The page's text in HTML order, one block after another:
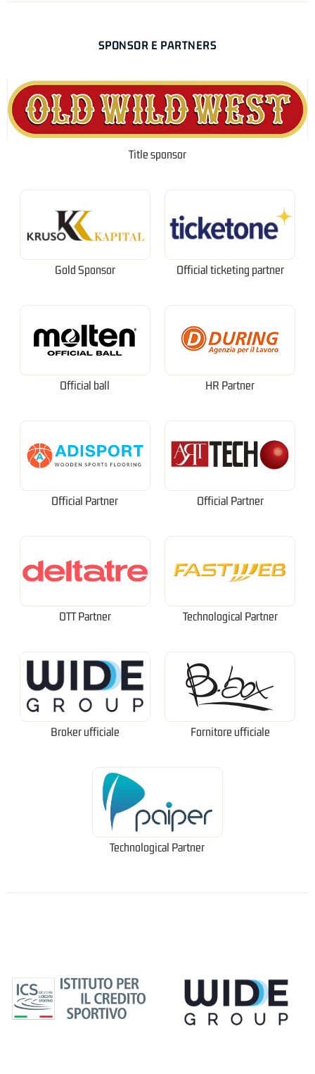
SPONSOR E PARTNERS
Title sponsor
Gold Sponsor Official ticketing partner
Official ball HR Partner
Official Partner Official Partner
OTT Partner Technological Partner
Broker ufficiale Fornitore ufficiale
Technological Partner